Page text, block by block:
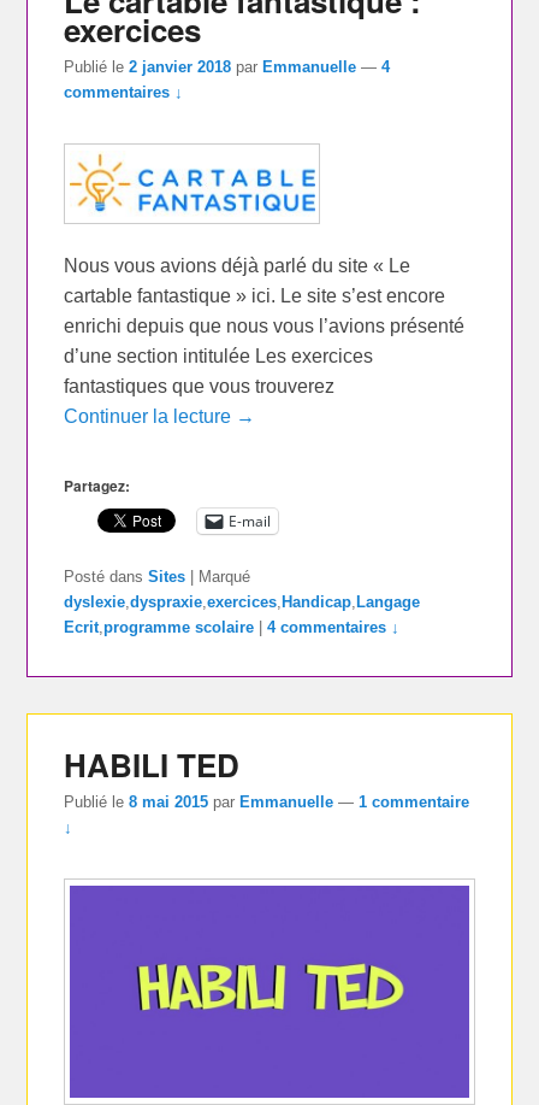
exercices
Publié le2 janvier 2018 par Emmanuelle —4
commentaires ↓
Nous vous avions déjà parlé du site « Le
cartable fantastique » ici. Le site s’est encore
enrichi depuis que nous vous l’avions présenté
d’une section intitulée Les exercices
fantastiques que vous trouverez
Continuer la lecture →
Partagez:
E-mail
Posté dans Sites
Marqué
dyslexie ,dyspraxie ,exercices Handicap Langage
Ecrit ,programme scolaire |4 commentaires ↓
HABILI TED
Publié le8 mai 2015 parEmmanuelle —1 commentaire
↓